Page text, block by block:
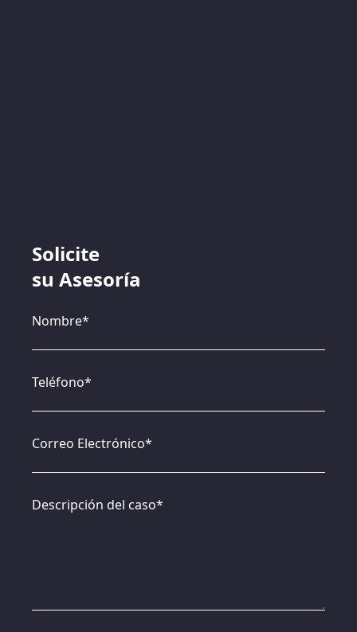
Solicite
su Asesoría
Nombre*
Teléfono*
Correo Electrónico*
Descripción del caso*